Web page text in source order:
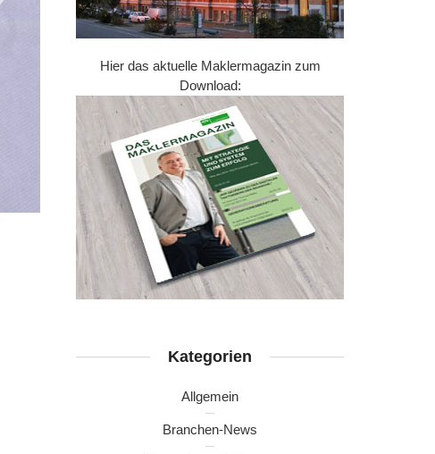
Hier das aktuelle Maklermagazin zum
Download:
Kategorien
Allgemein
Branchen-News